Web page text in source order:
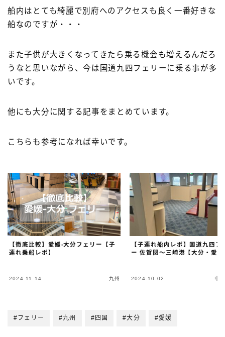
船内はとても綺麗で別府へのアクセスも良く一番好きな
船なのですが・・・
また子供が大きくなってきたら乗る機会も増えるんだろ
うなと思いながら、今は国道九四フェリーに乗る事が多
いです。
他にも大分に関する記事をまとめています。
こちらも参考になれば幸いです。
【徹底比較】愛媛-大分フェリー【子
連れ乗船レポ】
2024.11.14 九州
【子連れ船内レポ】国道九四フ
ー 佐賀関～三崎港【大分・愛媛
2024.10.02 中
#フェリー #九州 #四国 #大分 #愛媛